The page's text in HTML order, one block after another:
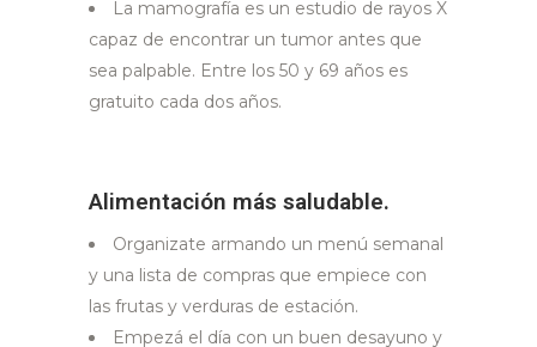
La mamografía es un estudio de rayos X
capaz de encontrar un tumor antes que
sea palpable. Entre los 50 y 69 años es
gratuito cada dos años.
Alimentación más saludable.
Organizate armando un menú semanal
y una lista de compras que empiece con
las frutas y verduras de estación.
Empezá el día con un buen desayuno y